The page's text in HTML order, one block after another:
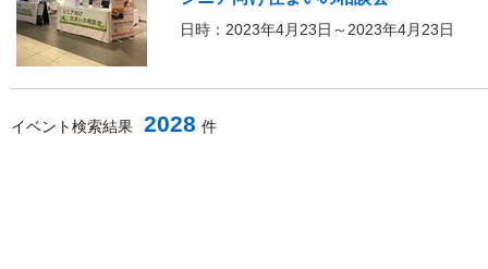
日時：2023年4月23日～2023年4月23日
イベント検索結果 2028 件